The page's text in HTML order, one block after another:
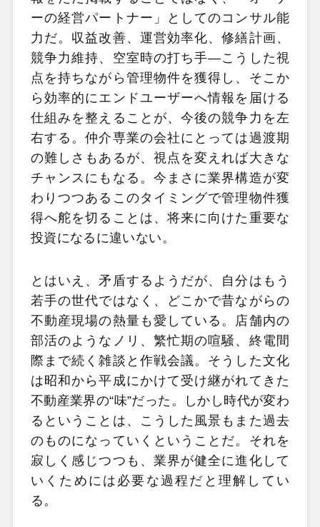
ーの経営パートナー」としてのコンサル能
力だ。収益改善、運営効率化、修繕計画、
競争力維持、空室時の打ち手―こうした視
点を持ちながら管理物件を獲得し、そこか
ら効率的にエンドユーザーへ情報を届ける
仕組みを整えることが、今後の競争力を左
右する。仲介専業の会社にとっては過渡期
の難しさもあるが、視点を変えれば大きな
チャンスにもなる。今まさに業界構造が変
わりつつあるこのタイミングで管理物件獲
得へ舵を切ることは、将来に向けた重要な
投資になるに違いない。
とはいえ、矛盾するようだが、自分はもう
若手の世代ではなく、どこかで昔ながらの
不動産現場の熱量も愛している。店舗内の
部活のようなノリ、繁忙期の喧騒、終電間
際まで続く雑談と作戦会議。そうした文化
は昭和から平成にかけて受け継がれてきた
不動産業界の“味”だった。しかし時代が変わ
るということは、こうした風景もまた過去
のものになっていくということだ。それを
寂しく感じつつも、業界が健全に進化して
いくためには必要な過程だと理解してい
る。